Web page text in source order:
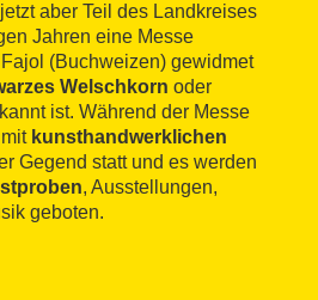
aber Teil des Landkreises
Jahren eine Messe
(Buchweizen) gewidmet
Welschkorn oder
ist. Während der Messe
kunsthandwerklichen
Gegend statt und es werden
, Ausstellungen,
geboten.